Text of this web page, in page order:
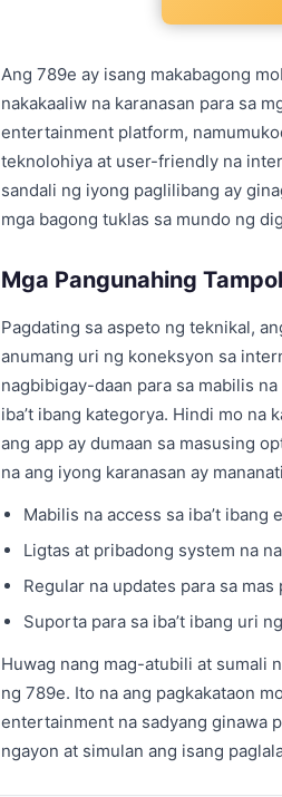
Ang 789e ay isang makabagong
nakakaaliw na karanasan para sa
entertainment platform,
teknolohiya at user-friendly na
sandali ng iyong paglilibang ay
mga bagong tuklas sa mundo ng
Mga Pangunahing
Pagdating sa aspeto ng teknikal,
anumang uri ng koneksyon sa
nagbibigay-daan para sa mabilis
iba’t ibang kategorya. Hindi mo na
ang app ay dumaan sa masusing
na ang iyong karanasan ay
Mabilis na access sa iba’t
Ligtas at pribadong system na
Regular na updates para sa
Suporta para sa iba’t ibang uri
Huwag nang mag-atubili at sumali
ng 789e. Ito na ang pagkakataon
entertainment na sadyang ginawa
ngayon at simulan ang isang